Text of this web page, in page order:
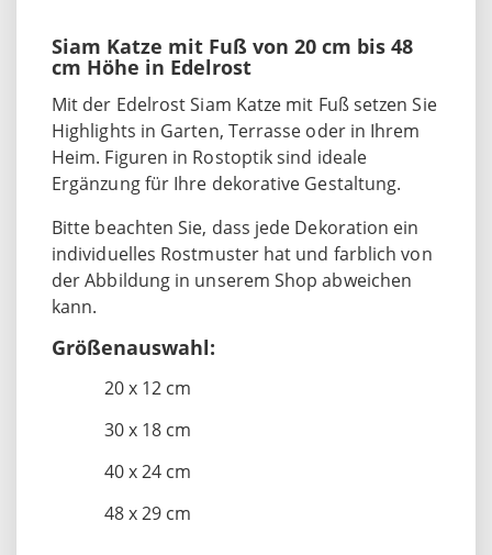
Siam Katze mit Fuß von 20 cm bis 48
cm Höhe in Edelrost
Mit der Edelrost Siam Katze mit Fuß setzen Sie
Highlights in Garten, Terrasse oder in Ihrem
Heim. Figuren in Rostoptik sind ideale
Ergänzung für Ihre dekorative Gestaltung.
Bitte beachten Sie, dass jede Dekoration ein
individuelles Rostmuster hat und farblich von
der Abbildung in unserem Shop abweichen
kann.
Größenauswahl:
20 x 12 cm
30 x 18 cm
40 x 24 cm
48 x 29 cm